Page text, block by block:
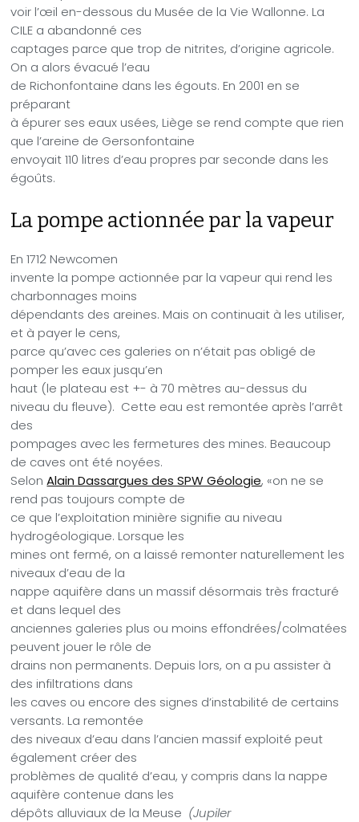
voir l’œil en-dessous du Musée de la Vie Wallonne. La
CILE a abandonné ces
captages parce que trop de nitrites, d’origine agricole.
On a alors évacué l’eau
de Richonfontaine dans les égouts. En 2001 en se
préparant
à épurer ses eaux usées, Liège se rend compte que rien
que l’areine de Gersonfontaine
envoyait 110 litres d’eau propres par seconde dans les
égoûts.
La pompe actionnée par la vapeur
En 1712 Newcomen
invente la pompe actionnée par la vapeur qui rend les
charbonnages moins
dépendants des areines. Mais on continuait à les utiliser,
et à payer le cens,
parce qu’avec ces galeries on n’était pas obligé de
pomper les eaux jusqu’en
haut (le plateau est +- à 70 mètres au-dessus du
niveau du fleuve). Cette eau est remontée après l’arrêt
des
pompages avec les fermetures des mines. Beaucoup
de caves ont été noyées.
SelonAlain Dassargues des SPW Géologie, «on ne se
rend pas toujours compte de
ce que l’exploitation minière signifie au niveau
hydrogéologique. Lorsque les
mines ont fermé, on a laissé remonter naturellement les
niveaux d’eau de la
nappe aquifère dans un massif désormais très fracturé
et dans lequel des
anciennes galeries plus ou moins effondrées/colmatées
peuvent jouer le rôle de
drains non permanents. Depuis lors, on a pu assister à
des infiltrations dans
les caves ou encore des signes d’instabilité de certains
versants. La remontée
des niveaux d’eau dans l’ancien massif exploité peut
également créer des
problèmes de qualité d’eau, y compris dans la nappe
aquifère contenue dans les
dépôts alluviaux de la Meuse (Jupiler